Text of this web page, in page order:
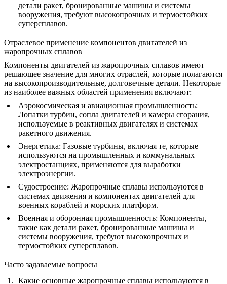
детали ракет, бронированные машины и системы
вооружения, требуют высокопрочных и термостойких
суперсплавов.
Отраслевое применение компонентов двигателей из
жаропрочных сплавов
Компоненты двигателей из жаропрочных сплавов имеют
решающее значение для многих отраслей, которые полагаются
на высокопроизводительные, долговечные детали. Некоторые
из наиболее важных областей применения включают:
Аэрокосмическая и авиационная промышленность:
Лопатки турбин, сопла двигателей и камеры сгорания,
используемые в реактивных двигателях и системах
ракетного движения.
Энергетика: Газовые турбины, включая те, которые
используются на промышленных и коммунальных
электростанциях, применяются для выработки
электроэнергии.
Судостроение: Жаропрочные сплавы используются в
системах движения и компонентах двигателей для
военных кораблей и морских платформ.
Военная и оборонная промышленность: Компоненты,
такие как детали ракет, бронированные машины и
системы вооружения, требуют высокопрочных и
термостойких суперсплавов.
Часто задаваемые вопросы
Какие основные жаропрочные сплавы используются в